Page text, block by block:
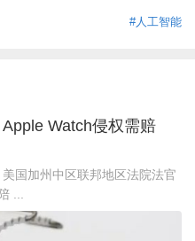
#人工智能
Watch侵权需赔
国加州中区联邦地区法院法官
...